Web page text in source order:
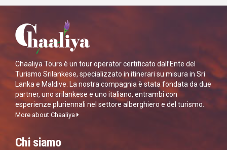
Chaaliya Tours è un tour operator certificato dall’Ente del
Turismo Srilankese, specializzato in itinerari su misura in Sri
Lanka e Maldive. La nostra compagnia è stata fondata da due
partner, uno srilankese e uno italiano, entrambi con
esperienze pluriennali nel settore alberghiero e del turismo.
More about Chaaliya
Chi siamo